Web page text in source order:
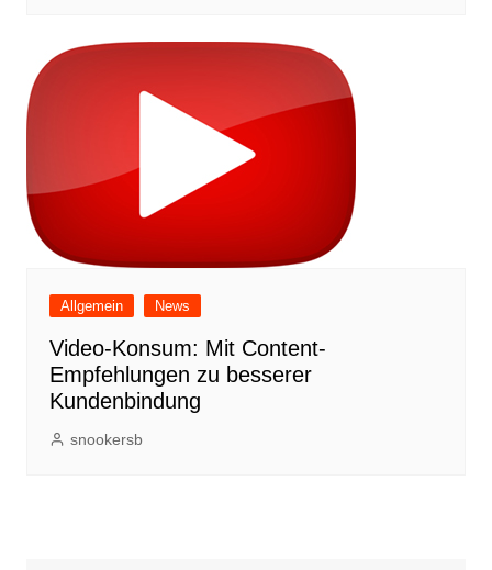
Allgemein News
Video-Konsum: Mit Content-
Empfehlungen zu besserer
Kundenbindung
snookersb